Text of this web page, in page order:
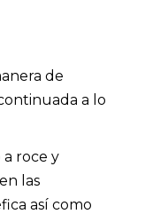
de
a lo
roce y
las
así como